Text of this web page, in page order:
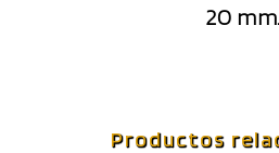
20 mm.
Productos